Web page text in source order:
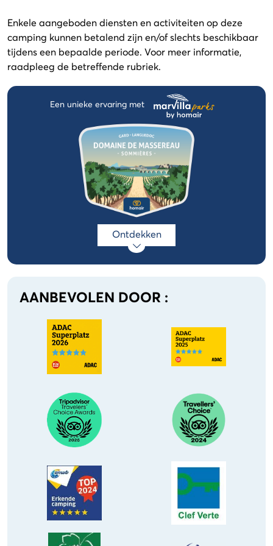
Enkele aangeboden diensten en activiteiten op deze
camping kunnen betalend zijn en/of slechts beschikbaar
tijdens een bepaalde periode. Voor meer informatie,
raadpleeg de betreffende rubriek.
Een unieke ervaring met
Ontdekken
AANBEVOLEN DOOR :